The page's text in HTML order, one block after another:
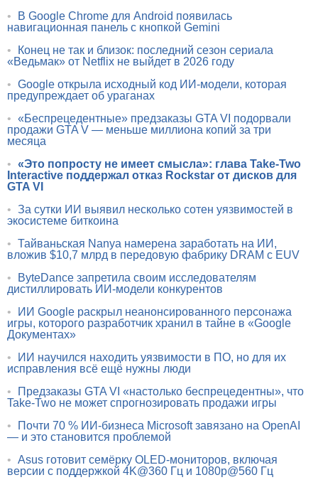
•
В Google Chrome для Android появилась
навигационная панель с кнопкой Gemini
•
Конец не так и близок: последний сезон сериала
«Ведьмак» от Netflix не выйдет в 2026 году
• Google открыла исходный код ИИ-модели, которая
предупреждает об ураганах
• «Беспрецедентные» предзаказы GTA VI подорвали
продажи GTA V — меньше миллиона копий за три
месяца
• «Это попросту не имеет смысла»: глава Take-Two
Interactive поддержал отказ Rockstar от дисков для
GTA VI
• За сутки ИИ выявил несколько сотен уязвимостей в
экосистеме биткоина
• Тайваньская Nanya намерена заработать на ИИ,
вложив $10,7 млрд в передовую фабрику DRAM с EUV
•
ByteDance запретила своим исследователям
дистиллировать ИИ-модели конкурентов
•
ИИ Google раскрыл неанонсированного персонажа
игры, которого разработчик хранил в тайне в «Google
Документах»
•
ИИ научился находить уязвимости в ПО, но для их
исправления всё ещё нужны люди
•
Предзаказы GTA VI «настолько беспрецедентны», что
Take-Two не может спрогнозировать продажи игры
•
Почти 70 % ИИ-бизнеса Microsoft завязано на OpenAI
— и это становится проблемой
• Asus готовит семёрку OLED-мониторов, включая
версии с поддержкой 4K@360 Гц и 1080p@560 Гц